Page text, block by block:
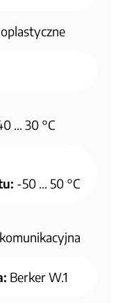
… 30 °C
-50 … 50 °C
Berker W.1